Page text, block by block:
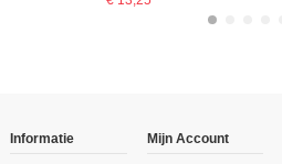
Informatie Mijn Account